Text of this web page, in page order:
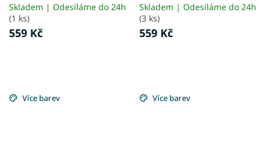
Skladem | Odesíláme do 24h
(1 ks)
559 Kč
Skladem | Odesíláme do 24h
(3 ks)
559 Kč
Více barev Více barev